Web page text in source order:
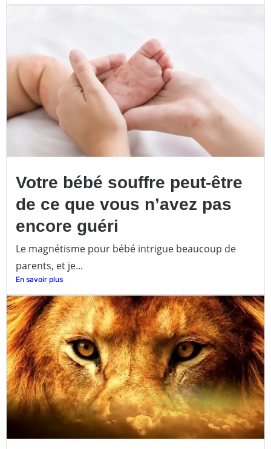
Votre bébé souffre peut-être
de ce que vous n’avez pas
encore guéri
Le magnétisme pour bébé intrigue beaucoup de
parents, et je...
En savoir plus